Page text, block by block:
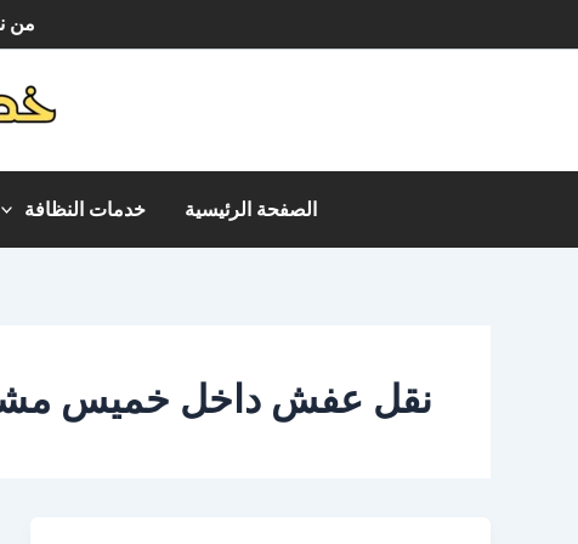
إلى
من
الصفحة الرئيسية خدمات النظافة
نقل عفش داخل خميس